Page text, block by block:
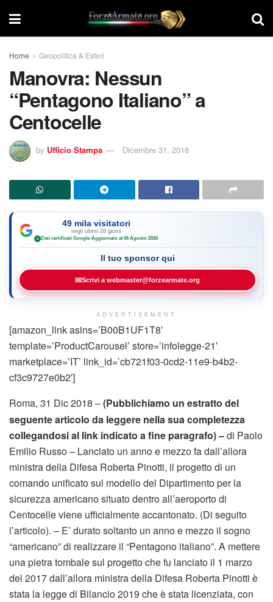
Home Geopolitica & Esteri
Manovra: Nessun
“Pentagono Italiano” a
Centocelle
by Ufficio Stampa Dicembre 31, 2018
49 mila visitatori
negli ultimi 28 giorni
✓ Dati certificati Google·Aggiornato al 06 Agosto 2026
Il tuo sponsor qui
✉Scrivi a webmaster@forzearmate.org
ADVERTISEMENT
[amazon_link asins=’B00B1UF1T8′
template=’ProductCarousel’ store=’infolegge-21′
marketplace=’IT’ link_id=’cb721f03-0cd2-11e9-b4b2-
cf3c9727e0b2′]
Roma, 31 Dic 2018 –(Pubblichiamo un estratto del
seguente articolo da leggere nella sua completezza
collegandosi al link indicato a fine paragrafo) –di Paolo
Emilio Russo – Lanciato un anno e mezzo fa dall’allora
ministra della Difesa Roberta Pinotti, il progetto di un
comando unificato sul modello del Dipartimento per la
sicurezza americano situato dentro all’aeroporto di
Centocelle viene ufficialmente accantonato. (Di seguito
l’articolo). – E’ durato soltanto un anno e mezzo il sogno
“americano” di realizzare il “Pentagono italiano”. A mettere
una pietra tombale sul progetto che fu lanciato il 1 marzo
del 2017 dall’allora ministra della Difesa Roberta Pinotti è
stata la legge di Bilancio 2019 che è stata licenziata, con